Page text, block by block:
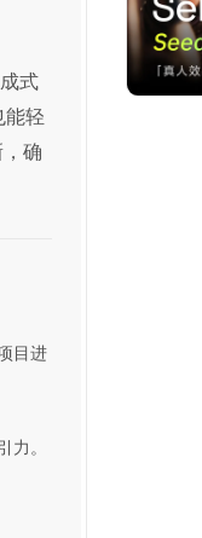
式
能轻
确
目进
力。